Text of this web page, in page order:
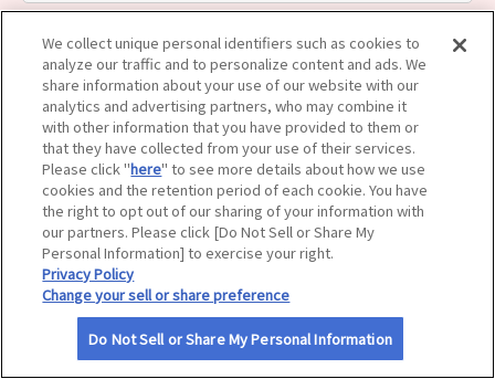
ＡＯＫＩ 岩見沢店
店頭価格10％割引
アプリクーポン
ログインのうえご確認ください。ご利
用にはJAFアプリのインストールが必要
です。
アプリクーポン 特別優待
ＡＯＫＩ ウイングベイ小樽店
店頭価格10％割引
アプリクーポン
ログインのうえご確認ください。ご利
用にはJAFアプリのインストールが必要
We collect unique personal identifiers such as cookies to
analyze our traffic and to personalize content and ads. We
share information about your use of our website with our
analytics and advertising partners, who may combine it
with other information that you have provided to them or
that they have collected from your use of their services.
Please click "here" to see more details about how we use
cookies and the retention period of each cookie. You have
the right to opt out of our sharing of your information with
our partners. Please click [Do Not Sell or Share My
Personal Information] to exercise your right.
Privacy Policy
Change your sell or share preference
Do Not Sell or Share My Personal Information